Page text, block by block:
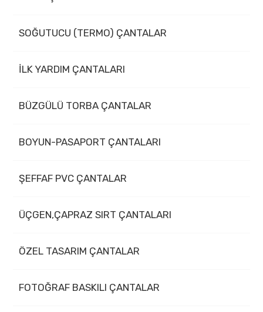
SOĞUTUCU (TERMO) ÇANTALAR
İLK YARDIM ÇANTALARI
BÜZGÜLÜ TORBA ÇANTALAR
BOYUN-PASAPORT ÇANTALARI
ŞEFFAF PVC ÇANTALAR
ÜÇGEN,ÇAPRAZ SIRT ÇANTALARI
ÖZEL TASARIM ÇANTALAR
FOTOĞRAF BASKILI ÇANTALAR